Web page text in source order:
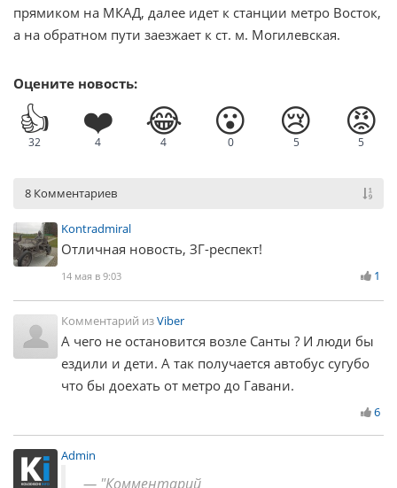
прямиком на МКАД, далее идет к станции метро Восток,
а на обратном пути заезжает к ст. м. Могилевская.
Оцените новость:
👍
32
❤️
4
😂
4
😮
0
😢
5
😡
5
8 Комментариев
Kontradmiral
Отличная новость, ЗГ-респект!
14 мая в 9:03 1
Комментарий изViber
А чего не остановится возле Санты ? И люди бы
ездили и дети. А так получается автобус сугубо
что бы доехать от метро до Гавани.
6
Admin
"Комментарий